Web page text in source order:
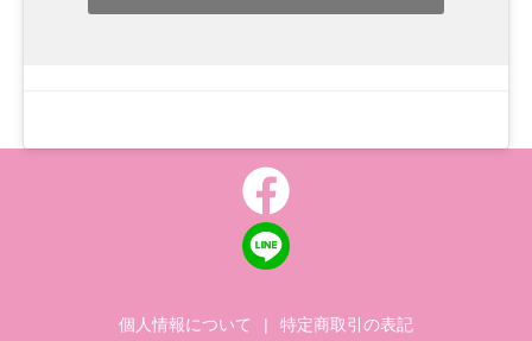
個人情報について | 特定商取引の表記